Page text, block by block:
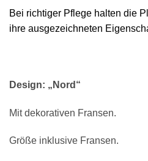
Bei richtiger Pflege halten die
ihre ausgezeichneten
Design: „Nord“
Mit dekorativen Fransen.
Größe inklusive Fransen.